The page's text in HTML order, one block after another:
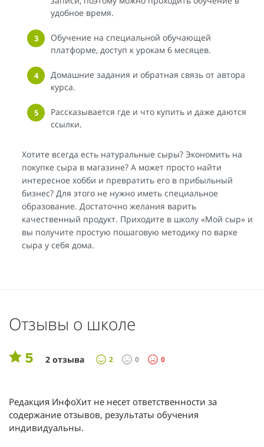
удобное время.
Обучение на специальной обучающей
платформе, доступ к урокам 6 месяцев.
Домашние задания и обратная связь от автора
курса.
Рассказывается где и что купить и даже даются
ссылки.
Хотите всегда есть натуральные сыры? Экономить на
покупке сыра в магазине? А может просто найти
интересное хобби и превратить его в прибыльный
бизнес? Для этого не нужно иметь специальное
образование. Достаточно желания варить
качественный продукт. Приходите в школу «Мой сыр» и
вы получите простую пошаговую методику по варке
сыра у себя дома.
Отзывы о школе
5 2 отзыва 2 0 0
Редакция ИнфоХит не несет ответственности за
содержание отзывов, результаты обучения
индивидуальны.